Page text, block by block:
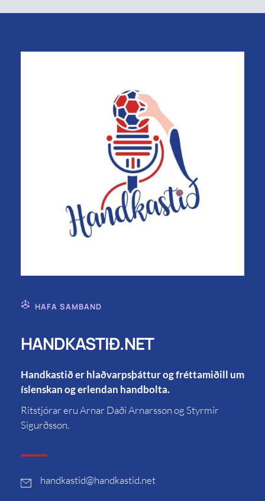
HAFA SAMBAND
HANDKASTIÐ.NET
Handkastið er hlaðvarpsþáttur og fréttamiðill um
íslenskan og erlendan handbolta.
Ritstjórar eru Arnar Daði Arnarsson og Styrmir
Sigurðsson.
handkastid@handkastid.net